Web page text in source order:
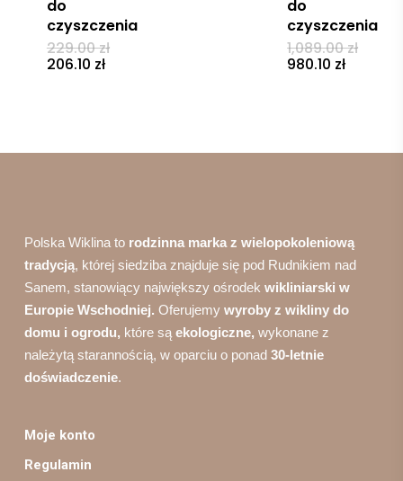
do
czyszczenia
229.00złPierwotna
206.10 złAktualna
599.00 zł.
539.10 zł.
do
czyszczenia
1,089.00zł
980.10 zł
Polska Wiklina to rodzinna marka z wielopokoleniową
tradycją, której siedziba znajduje się pod Rudnikiem nad
Sanem, stanowiący największy ośrodek wikliniarski w
Europie Wschodniej. Oferujemy wyroby z wikliny do
domu i ogrodu, które są ekologiczne, wykonane z
należytą starannością, w oparciu o ponad 30-letnie
doświadczenie.
Moje konto
Regulamin